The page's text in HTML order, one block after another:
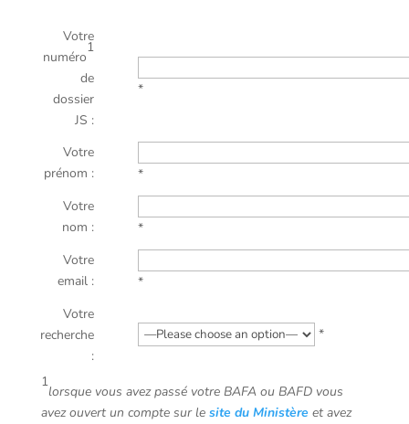
Votre
numéro
1
de
dossier
JS :
*
Votre
prénom :
*
Votre
nom :
*
Votre
email :
*
Votre
recherche
:
*
1
lorsque vous avez passé votre BAFA ou BAFD vous
avez ouvert un compte sur le site du Ministère et avez